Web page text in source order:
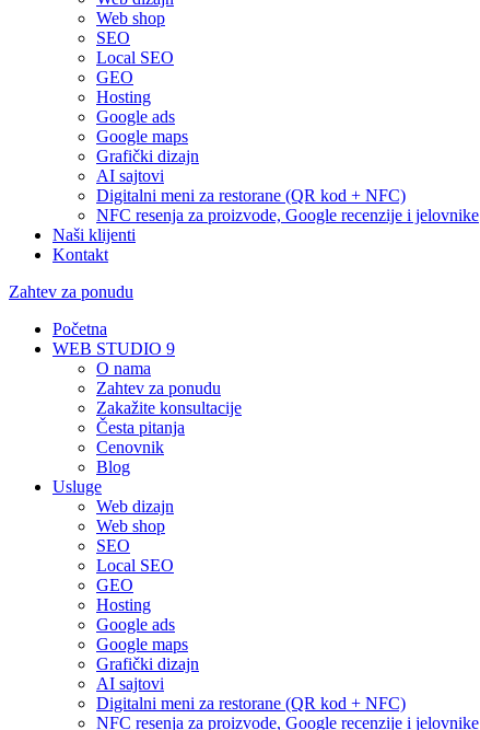
Web shop
SEO
Local SEO
GEO
Hosting
Google ads
Google maps
Grafički dizajn
AI sajtovi
Digitalni meni za restorane (QR kod + NFC)
NFC resenja za proizvode, Google recenzije i jelovnike
Naši klijenti
Kontakt
Zahtev za ponudu
Početna
WEB STUDIO 9
O nama
Zahtev za ponudu
Zakažite konsultacije
Česta pitanja
Cenovnik
Blog
Usluge
Web dizajn
Web shop
SEO
Local SEO
GEO
Hosting
Google ads
Google maps
Grafički dizajn
AI sajtovi
Digitalni meni za restorane (QR kod + NFC)
NFC resenja za proizvode, Google recenzije i jelovnike